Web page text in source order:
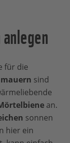
für die
sind
an.
sonnen
hier ein